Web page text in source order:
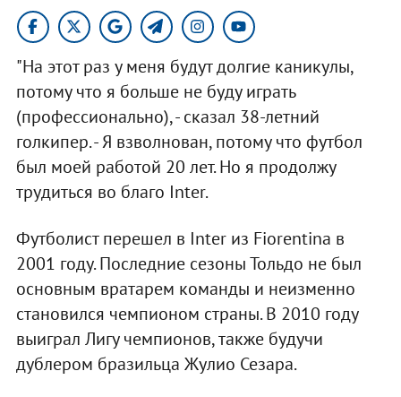
"На этот раз у меня будут долгие каникулы,
потому что я больше не буду играть
(профессионально), - сказал 38-летний
голкипер. - Я взволнован, потому что футбол
был моей работой 20 лет. Но я продолжу
трудиться во благо Inter.
Футболист перешел в Inter из Fiorentina в
2001 году. Последние сезоны Тольдо не был
основным вратарем команды и неизменно
становился чемпионом страны. В 2010 году
выиграл Лигу чемпионов, также будучи
дублером бразильца Жулио Сезара.